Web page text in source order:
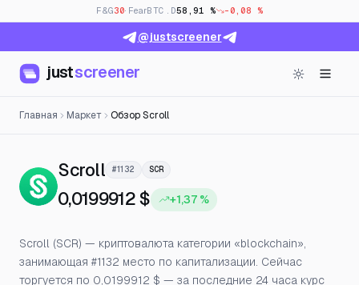
F&G30· FearBTC.D58,91 % -0,08 %
@justscreener
justscreener
Главная Маркет Обзор Scroll
Scroll— Цена, открытый интерес и
#1132 SCR
0,0199912 $ +1,37 %
Scroll (SCR) — криптовалюта категории «blockchain»,
занимающая #1132 место по капитализации. Сейчас
торгуется по 0,0199912 $ — за последние 24 часа курс